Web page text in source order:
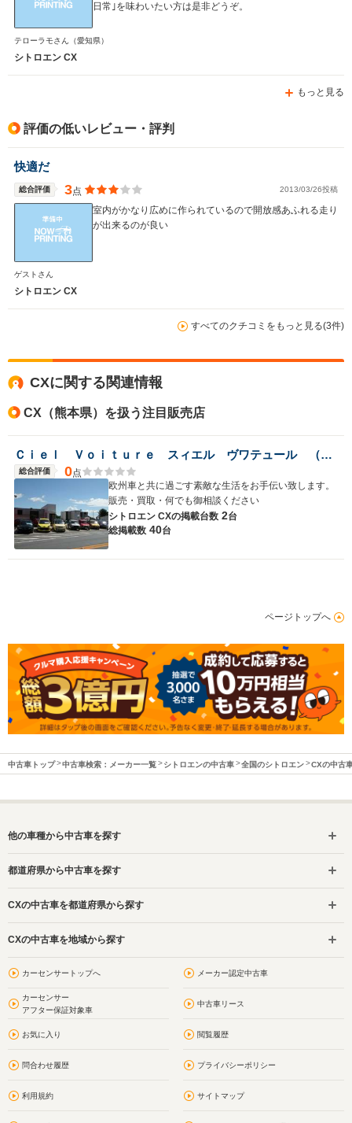
WLTCモード
燃費
-
日常｣を味わいたい方は是非どうぞ。
テローラモさん （愛知県）
シトロエン CX
もっと見る
評価の低いレビュー・評判
快適だ
総合評価 3点 2013/03/26投稿
室内がかなり広めに作られているので開放感あふれる走り
が出来るのが良い
ゲストさん
シトロエン CX
すべてのクチコミをもっと見る(3件)
CXに関する関連情報
CX（熊本県）を扱う注目販売店
Ｃｉｅｌ Ｖｏｉｔｕｒｅ スィエル ヴワテュール （株）パインプレイン
総合評価 0点
欧州車と共に過ごす素敵な生活をお手伝い致します。
販売・買取・何でも御相談ください
シトロエン CXの掲載台数 2台
総掲載数 40台
ページトップへ
中古車トップ 中古車検索：メーカー一覧 シトロエンの中古車 全国のシトロエン CXの中古
他の車種から中古車を探す
都道府県から中古車を探す
CXの中古車を都道府県から探す
CXの中古車を地域から探す
カーセンサートップへ メーカー認定中古車
カーセンサー
アフター保証対象車
中古車リース
お気に入り 閲覧履歴
問合わせ履歴 プライバシーポリシー
利用規約 サイトマップ